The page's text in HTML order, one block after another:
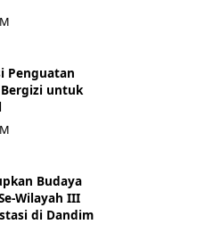
Penguatan
untuk
Budaya
Wilayah III
di Dandim